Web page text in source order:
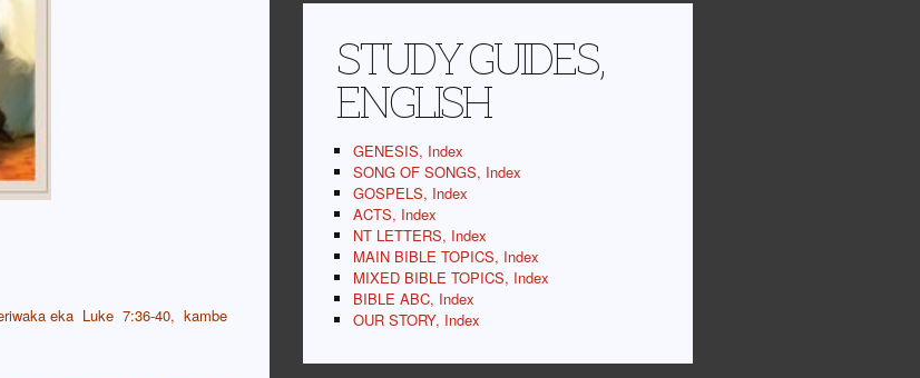
eka Luke 7:36-40, kambe
STUDY GUIDES,
ENGLISH
GENESIS, Index
SONG OF SONGS, Index
GOSPELS, Index
ACTS, Index
NT LETTERS, Index
MAIN BIBLE TOPICS, Index
MIXED BIBLE TOPICS, Index
BIBLE ABC, Index
OUR STORY, Index